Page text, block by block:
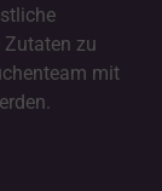
Zutaten zu
mit